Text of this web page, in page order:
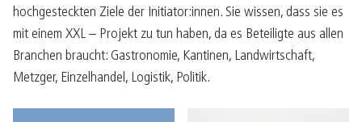
hochgesteckten Ziele der Initiator:innen. Sie wissen, dass sie es
mit einem XXL – Projekt zu tun haben, da es Beteiligte aus allen
Branchen braucht: Gastronomie, Kantinen, Landwirtschaft,
Metzger, Einzelhandel, Logistik, Politik.